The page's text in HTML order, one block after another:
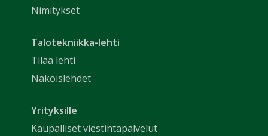
Nimitykset
Talotekniikka-lehti
Tilaa lehti
Näköislehdet
Yrityksille
Kaupalliset viestintäpalvelut